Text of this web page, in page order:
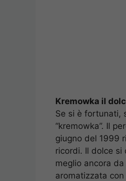
Kremowka il
Se si è fortunati,
“kremowka”. Il
giugno del 1999
ricordi. Il dolce si
meglio ancora
aromatizzata